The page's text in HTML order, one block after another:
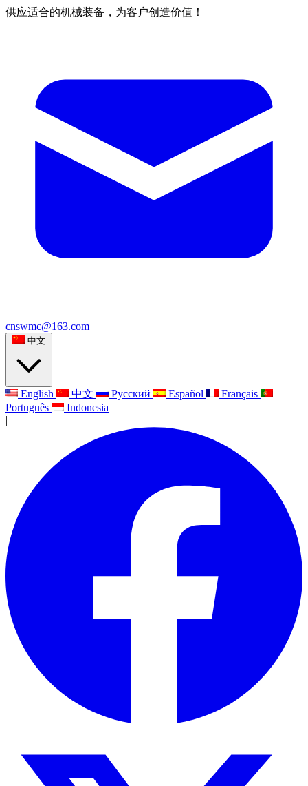
供应适合的机械装备，为客户创造价值！
cnswmc@163.com
中文
English 中文 Русский Español
Français
Português
Indonesia
|